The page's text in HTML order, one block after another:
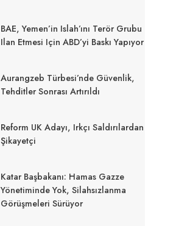
BAE, Yemen’in Islah’ını Terör Grubu
Ilan Etmesi Için ABD’yi Baskı Yapıyor
Aurangzeb Türbesi’nde Güvenlik,
Tehditler Sonrası Artırıldı
Reform UK Adayı, Irkçı Saldırılardan
Şikayetçi
Katar Başbakanı: Hamas Gazze
Yönetiminde Yok, Silahsızlanma
Görüşmeleri Sürüyor